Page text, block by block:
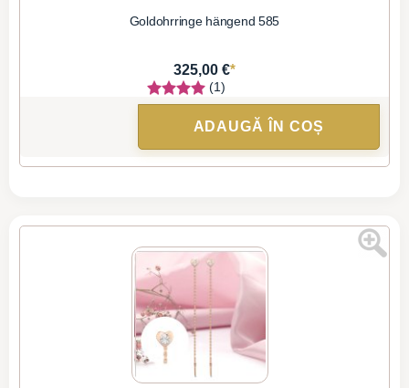
Goldohrringe hängend 585
325,00 €*
(1)
ADAUGĂ ÎN COȘ